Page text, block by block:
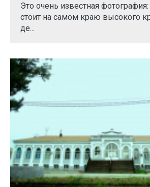
Это очень известная
стоит на самом краю высокого
де...